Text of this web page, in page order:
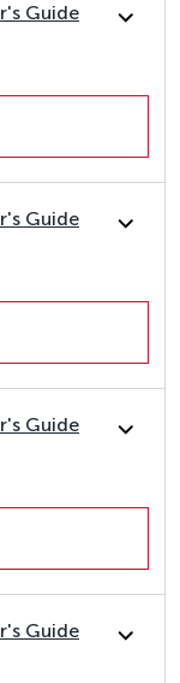
Guide
Guide
Guide
Guide